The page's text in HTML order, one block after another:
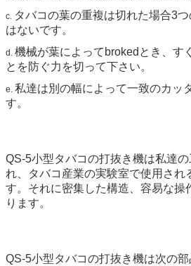
c. タバコの葉の重複は切れた場合3
はないです。
d. 機械が葉によってbrokedとき、す
とを防ぐ力を切って下さい。
e. 私達は別の幅によって一致のカッ
す。
QS-5小型タバコの打抜き機は私達
れ、タバコ産業の実験室で使用され
す。それに密集した構造、容易な操
ります。
QS-5小型タバコの打抜き機は次の